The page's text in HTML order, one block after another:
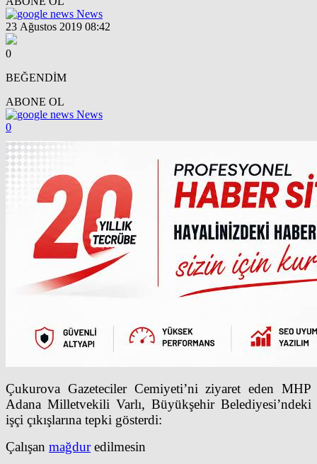
News
23 Ağustos 2019 08:42
0
BEĞENDİM
ABONE OL
News
0
Çukurova Gazeteciler Cemiyeti’ni ziyaret eden MHP
Adana Milletvekili Varlı, Büyükşehir Belediyesi’ndeki
işçi çıkışlarına tepki gösterdi:
Çalışan mağduredilmesin